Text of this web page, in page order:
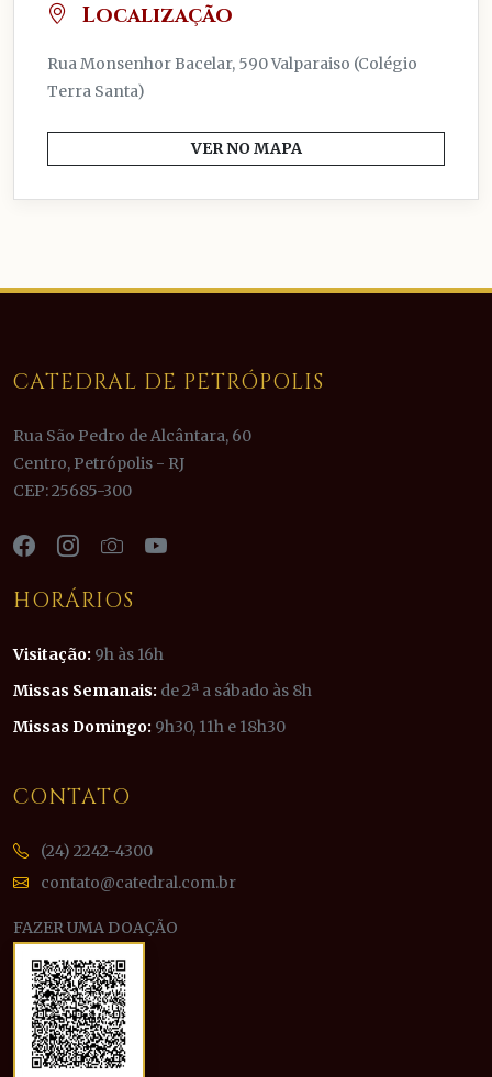
Localização
Rua Monsenhor Bacelar, 590 Valparaiso (Colégio
Terra Santa)
VER NO MAPA
CATEDRAL DE PETRÓPOLIS
Rua São Pedro de Alcântara, 60
Centro, Petrópolis - RJ
CEP: 25685-300
HORÁRIOS
Visitação: 9h às 16h
Missas Semanais: de 2ª a sábado às 8h
Missas Domingo: 9h30, 11h e 18h30
CONTATO
(24) 2242-4300
contato@catedral.com.br
FAZER UMA DOAÇÃO